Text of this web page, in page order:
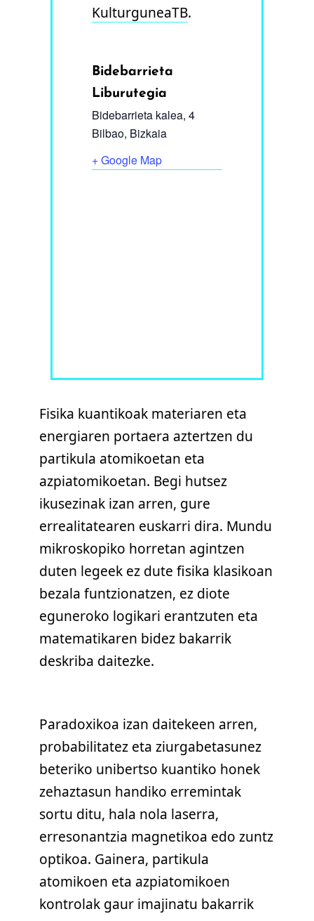
KulturguneaTB.
Bidebarrieta
Liburutegia
Bidebarrieta kalea, 4
Bilbao, Bizkaia
+ Google Map
Fisika kuantikoak materiaren eta
energiaren portaera aztertzen du
partikula atomikoetan eta
azpiatomikoetan. Begi hutsez
ikusezinak izan arren, gure
errealitatearen euskarri dira. Mundu
mikroskopiko horretan agintzen
duten legeek ez dute fisika klasikoan
bezala funtzionatzen, ez diote
eguneroko logikari erantzuten eta
matematikaren bidez bakarrik
deskriba daitezke.
Paradoxikoa izan daitekeen arren,
probabilitatez eta ziurgabetasunez
beteriko unibertso kuantiko honek
zehaztasun handiko erremintak
sortu ditu, hala nola laserra,
erresonantzia magnetikoa edo zuntz
optikoa. Gainera, partikula
atomikoen eta azpiatomikoen
kontrolak gaur imajinatu bakarrik